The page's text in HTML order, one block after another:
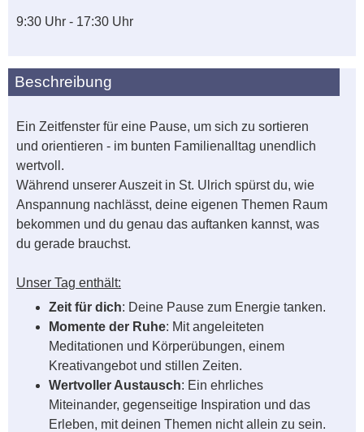
9:30 Uhr - 17:30 Uhr
Beschreibung
Ein Zeitfenster für eine Pause, um sich zu sortieren
und orientieren - im bunten Familienalltag unendlich
wertvoll.
Während unserer Auszeit in St. Ulrich spürst du, wie
Anspannung nachlässt, deine eigenen Themen Raum
bekommen und du genau das auftanken kannst, was
du gerade brauchst.
Unser Tag enthält:
Zeit für dich: Deine Pause zum Energie tanken.
Momente der Ruhe: Mit angeleiteten
Meditationen und Körperübungen, einem
Kreativangebot und stillen Zeiten.
Wertvoller Austausch: Ein ehrliches
Miteinander, gegenseitige Inspiration und das
Erleben, mit deinen Themen nicht allein zu sein.